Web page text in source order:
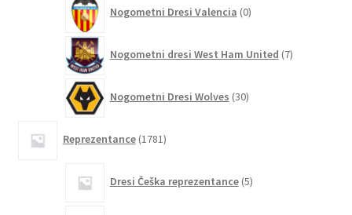
Nogometni Dresi Valencia 0izdelkov
Nogometni dresi West Ham United 7izdelkov
Nogometni Dresi Wolves 30izdelkov
Reprezentance 1781izdelkov
Dresi Češka reprezentance 5izdelkov